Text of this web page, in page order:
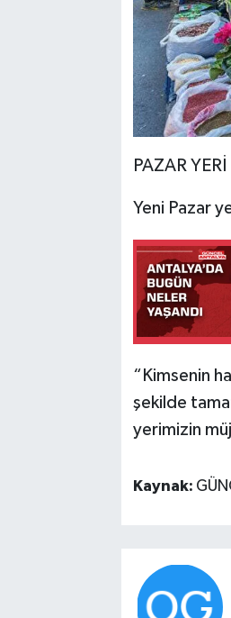
PAZAR
Yeni Pazar
“Kimsenin
şekilde
yerimizin
Kaynak: